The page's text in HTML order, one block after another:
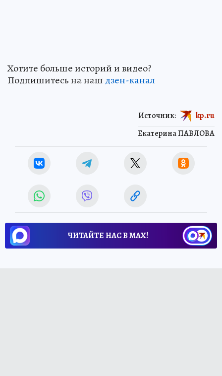
Хотите больше историй и видео?
Подпишитесь на наш дзен-канал
Екатерина ПАВЛОВА
Источник: kp.ru
ЧИТАЙТЕ НАС В МАХ!